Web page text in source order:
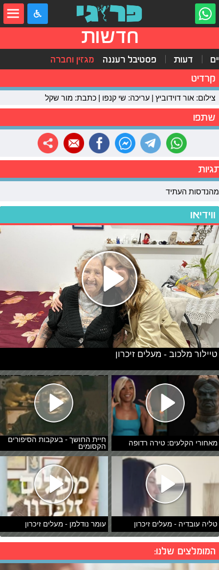
חדשות
דעות פסטיבל רעננה מגזין וחברה
קרדיט
צילום: אור דוידוביץ | עריכה: שי קנפו | כתבת: מור שקל
שתפו
מהנדסות העתיד
ווידיאו
מאחורי הקלעים: טירה רדופה
חיית החושך - בעקבות הסיפורים
הקסומים
טליה עובדיה - מעלים זיכרון עומר נודלמן - מעלים זיכרון
טיילור מלכוב - מעלים זיכרון
המומלצים שלנו: